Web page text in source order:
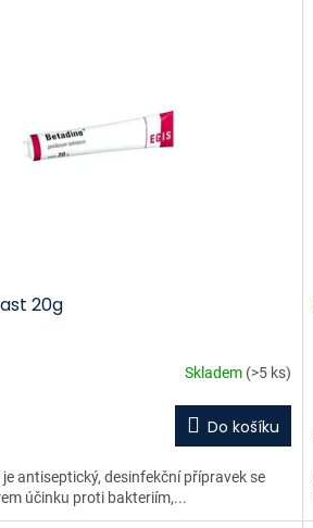
20g
Skladem (>5 ks)
Do košíku
antiseptický, desinfekční přípravek se
účinku proti bakteriím,...